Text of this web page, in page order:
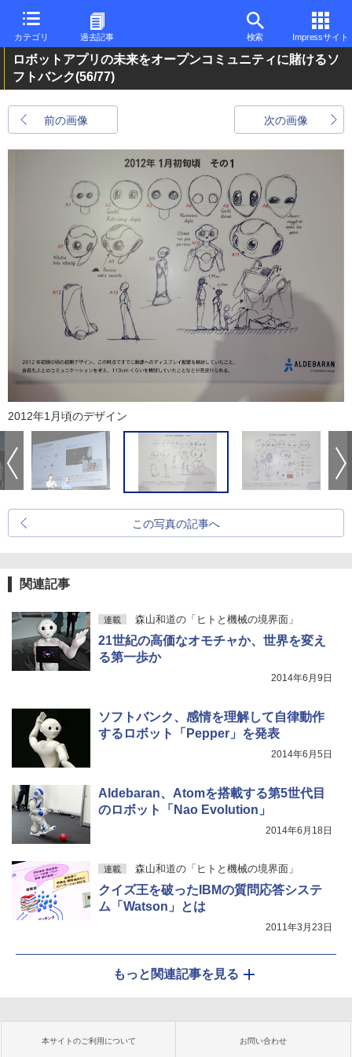
カテゴリ 過去記事 検索 Impressサイト
ロボットアプリの未来をオープンコミュニティに賭けるソ
フトバンク(56/77)
前の画像 次の画像
2012年1月頃のデザイン
この写真の記事へ
関連記事
連載 森山和道の「ヒトと機械の境界面」
21世紀の高価なオモチャか、世界を変え
る第一歩か
2014年6月9日
ソフトバンク、感情を理解して自律動作
するロボット「Pepper」を発表
2014年6月5日
Aldebaran、Atomを搭載する第5世代目
のロボット「Nao Evolution」
2014年6月18日
連載 森山和道の「ヒトと機械の境界面」
クイズ王を破ったIBMの質問応答システ
ム「Watson」とは
2011年3月23日
もっと関連記事を見る
本サイトのご利用について お問い合わせ